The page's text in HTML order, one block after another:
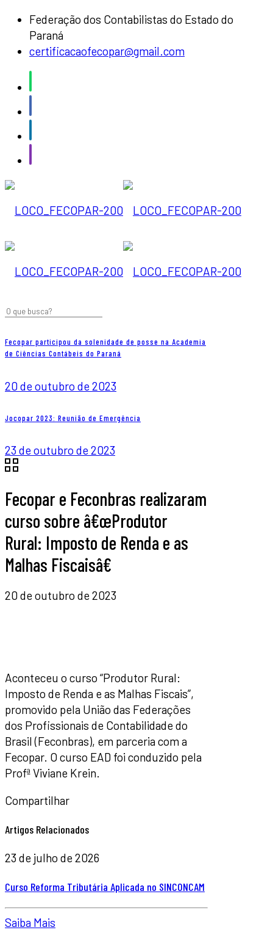
Federação dos Contabilistas do Estado do
Paraná
certificacaofecopar@gmail.com
Fecopar participou da solenidade de posse na Academia
de Ciências Contábeis do Paraná
20 de outubro de 2023
Jocopar 2023: Reunião de Emergência
23 de outubro de 2023
Fecopar e Feconbras realizaram
curso sobre â€œProdutor
Rural: Imposto de Renda e as
Malhas Fiscaisâ€
20 de outubro de 2023
Aconteceu o curso “Produtor Rural:
Imposto de Renda e as Malhas Fiscais”,
promovido pela União das Federações
dos Profissionais de Contabilidade do
Brasil (Feconbras), em parceria com a
Fecopar. O curso EAD foi conduzido pela
Profª Viviane Krein.
Compartilhar
Artigos Relacionados
23 de julho de 2026
Curso Reforma Tributária Aplicada no SINCONCAM
Saiba Mais